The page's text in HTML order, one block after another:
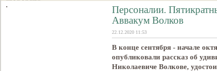
Персоналии.
Аввакум Волков
22.12.2020 11:53
В конце сентября - начале
опубликовали рассказ об
Николаевиче Волкове,